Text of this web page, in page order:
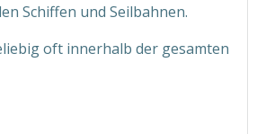
Schiffen und Seilbahnen.
oft innerhalb der gesamten